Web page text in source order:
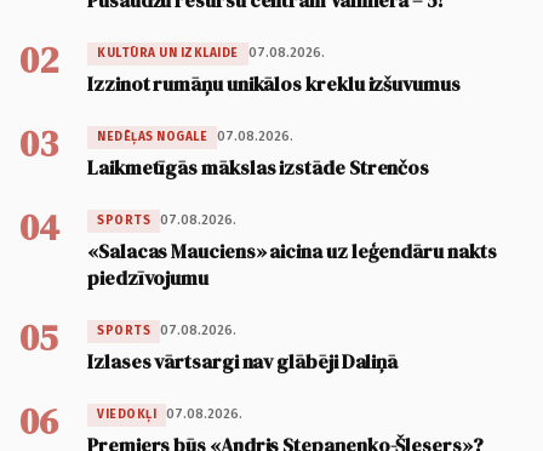
02 KULTŪRA UN IZKLAIDE 07.08.2026.
Izzinot rumāņu unikālos kreklu izšuvumus
03 NEDĒĻAS NOGALE 07.08.2026.
Laikmetīgās mākslas izstāde Strenčos
04 SPORTS 07.08.2026.
«Salacas Mauciens» aicina uz leģendāru nakts
piedzīvojumu
05 SPORTS 07.08.2026.
Izlases vārtsargi nav glābēji Daliņā
06 VIEDOKĻI 07.08.2026.
Premjers būs «Andris Stepaņenko-Šlesers»?